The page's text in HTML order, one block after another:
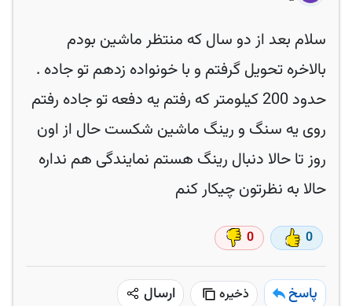
سلام بعد از دو سال که منتظر ماشین بودم
بالاخره تحویل گرفتم و با خونواده زدهم تو جاده .
حدود 200 کیلومتر که رفتم یه دفعه تو جاده رفتم
روی یه سنگ و رینگ ماشین شکست حال از اون
روز تا حالا دنبال رینگ هستم نمایندگی هم نداره
حالا به نظرتون چیکار کنم
0
0
پاسخ ذخیره ارسال